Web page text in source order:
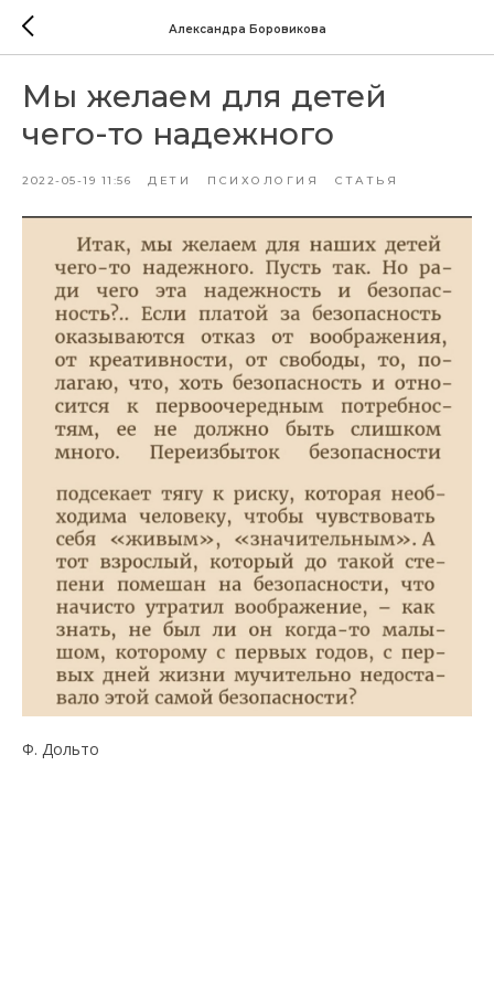
Александра Боровикова
Мы желаем для детей
чего-то надежного
2022-05-19 11:56 ДЕТИ ПСИХОЛОГИЯ СТАТЬЯ
Ф. Дольто